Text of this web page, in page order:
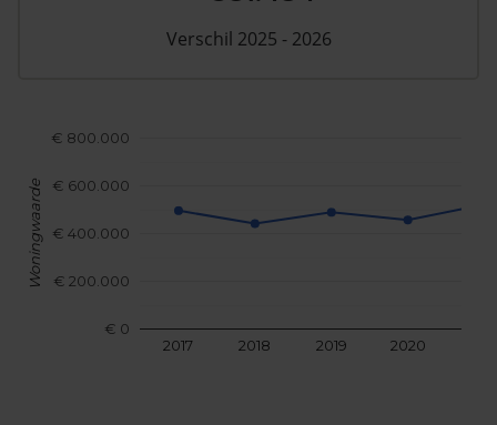
2017 2018 2019 2020
€ 0
€ 200.000
€ 400.000
€ 600.000
€ 800.000
Woningwaarde
Verschil 2025 - 2026